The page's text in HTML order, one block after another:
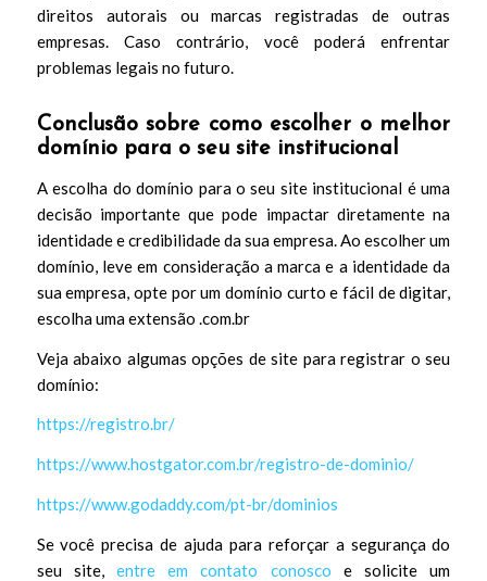
direitos autorais ou marcas registradas de outras
empresas. Caso contrário, você poderá enfrentar
problemas legais no futuro.
Conclusão sobre como escolher o melhor
domínio para o seu site institucional
A escolha do domínio para o seu site institucional é uma
decisão importante que pode impactar diretamente na
identidade e credibilidade da sua empresa. Ao escolher um
domínio, leve em consideração a marca e a identidade da
sua empresa, opte por um domínio curto e fácil de digitar,
escolha uma extensão .com.br
Veja abaixo algumas opções de site para registrar o seu
domínio:
https://registro.br/
https://www.hostgator.com.br/registro-de-dominio/
https://www.godaddy.com/pt-br/dominios
Se você precisa de ajuda para reforçar a segurança do
seu site,entre em contato conosco e solicite um